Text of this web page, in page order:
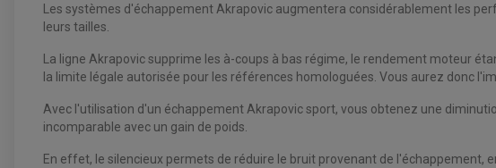
Les systèmes d'échappement Akrapovic augmentera considérablement les
leurs tailles.
La ligne Akrapovic supprime les à-coups à bas régime, le rendement moteur
la limite légale autorisée pour les références homologuées. Vous aurez donc
Avec l'utilisation d'un échappement Akrapovic sport, vous obtenez une
incomparable avec un gain de poids.
En effet, le silencieux permets de réduire le bruit provenant de